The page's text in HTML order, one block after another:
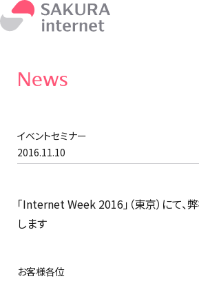
News
イベントセミナー
2016.11.10
「Internet Week 2016」（東京）にて
します
お客様各位